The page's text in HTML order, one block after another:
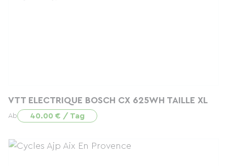
VTT ELECTRIQUE BOSCH CX 625WH TAILLE XL
Ab 40.00 € / Tag